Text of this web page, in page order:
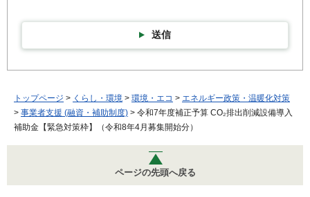
送信
トップページ > くらし・環境 > 環境・エコ > エネルギー政策・温暖化対策
> 事業者支援 (融資・補助制度) > 令和7年度補正予算 CO₂排出削減設備導入
補助金【緊急対策枠】（令和8年4月募集開始分）
ページの先頭へ戻る